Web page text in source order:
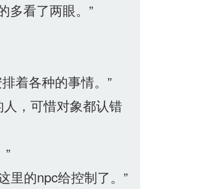
多看了两眼。”
着各种的事情。”
，可惜对象都认错
里的npc给控制了。”